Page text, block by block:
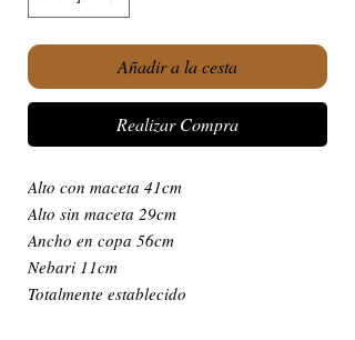
Añadir a la cesta
Realizar Compra
Alto con maceta 41cm
Alto sin maceta 29cm
Ancho en copa 56cm
Nebari 11cm
Totalmente establecido